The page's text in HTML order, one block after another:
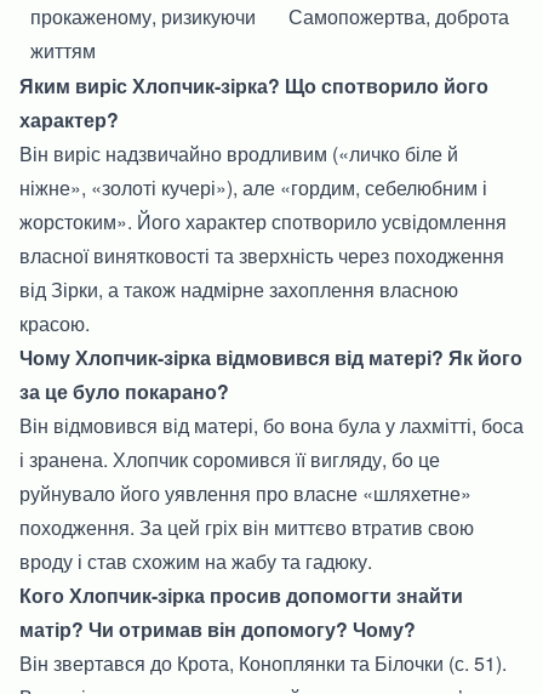
прокаженому, ризикуючи
життям
Самопожертва, доброта
Яким виріс Хлопчик-зірка? Що спотворило його
характер?
Він виріс надзвичайно вродливим («личко біле й
ніжне», «золоті кучері»), але «гордим, себелюбним і
жорстоким». Його характер спотворило усвідомлення
власної винятковості та зверхність через походження
від Зірки, а також надмірне захоплення власною
красою.
Чому Хлопчик-зірка відмовився від матері? Як його
за це було покарано?
Він відмовився від матері, бо вона була у лахмітті, боса
і зранена. Хлопчик соромився її вигляду, бо це
руйнувало його уявлення про власне «шляхетне»
походження. За цей гріх він миттєво втратив свою
вроду і став схожим на жабу та гадюку.
Кого Хлопчик-зірка просив допомогти знайти
матір? Чи отримав він допомогу? Чому?
Він звертався до Крота, Коноплянки та Білочки (с. 51).